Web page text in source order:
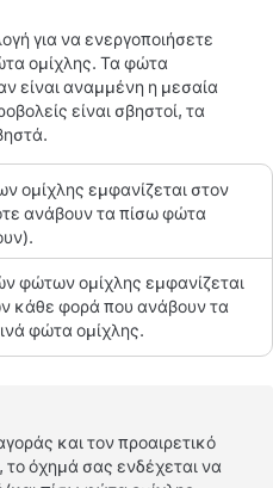
για να ενεργοποιήσετε
ομίχλης. Τα φώτα
είναι αναμμένη η μεσαία
είναι σβηστοί, τα
ομίχλης εμφανίζεται στον
ανάβουν τα πίσω φώτα
φώτων ομίχλης εμφανίζεται
κάθε φορά που ανάβουν τα
φώτα ομίχλης.
και τον προαιρετικό
όχημά σας ενδέχεται να